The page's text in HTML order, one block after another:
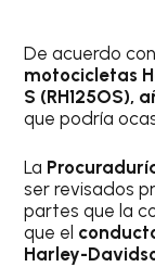
De acuerdo
motocicletas
S (RH125OS),
que podría
La
ser revisados
partes que la
que el
Harley-